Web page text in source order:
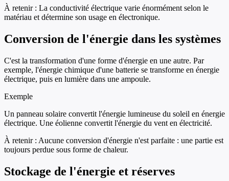
À retenir : La conductivité électrique varie énormément selon le
matériau et détermine son usage en électronique.
Conversion de l'énergie dans les systèmes
C'est la transformation d'une forme d'énergie en une autre. Par
exemple, l'énergie chimique d'une batterie se transforme en énergie
électrique, puis en lumière dans une ampoule.
Exemple
Un panneau solaire convertit l'énergie lumineuse du soleil en énergie
électrique. Une éolienne convertit l'énergie du vent en électricité.
À retenir : Aucune conversion d'énergie n'est parfaite : une partie est
toujours perdue sous forme de chaleur.
Stockage de l'énergie et réserves